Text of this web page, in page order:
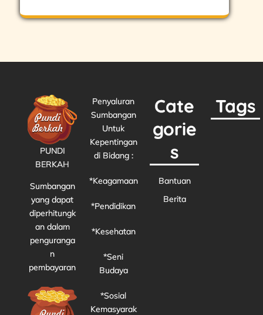
PUNDI
BERKAH
Sumbangan
yang dapat
diperhitungk
an dalam
penguranga
n
pembayaran
Penyaluran
Sumbangan
Untuk
Kepentingan
di Bidang :
*Keagamaan
*Pendidikan
*Kesehatan
*Seni
Budaya
*Sosial
Kemasyarak
Cate
gorie
s
Bantuan
Berita
Tags